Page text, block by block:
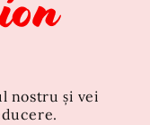
nostru și vei